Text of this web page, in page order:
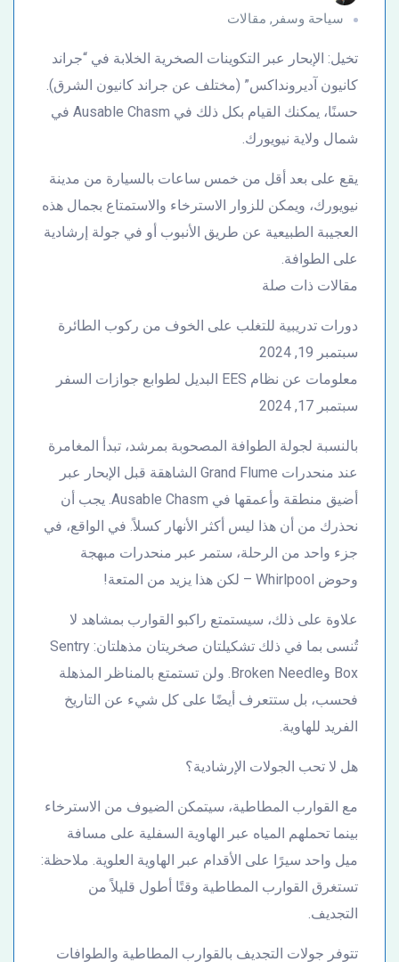
سياحة وسفر , مقالات
تخيل: الإبحار عبر التكوينات الصخرية الخلابة في “جراند
كانيون آديرونداكس” (مختلف عن جراند كانيون الشرق).
حسنًا، يمكنك القيام بكل ذلك في Ausable Chasm في
شمال ولاية نيويورك.
يقع على بعد أقل من خمس ساعات بالسيارة من مدينة
نيويورك، ويمكن للزوار الاسترخاء والاستمتاع بجمال هذه
العجيبة الطبيعية عن طريق الأنبوب أو في جولة إرشادية
على الطوافة.
مقالات ذات صلة
دورات تدريبية للتغلب على الخوف من ركوب الطائرة
سبتمبر 19, 2024
معلومات عن نظام EES البديل لطوابع جوازات السفر
سبتمبر 17, 2024
بالنسبة لجولة الطوافة المصحوبة بمرشد، تبدأ المغامرة
عند منحدرات Grand Flume الشاهقة قبل الإبحار عبر
أضيق منطقة وأعمقها في Ausable Chasm. يجب أن
نحذرك من أن هذا ليس أكثر الأنهار كسلاً. في الواقع، في
جزء واحد من الرحلة، ستمر عبر منحدرات مبهجة
وحوض Whirlpool – لكن هذا يزيد من المتعة!
علاوة على ذلك، سيستمتع راكبو القوارب بمشاهد لا
تُنسى بما في ذلك تشكيلتان صخريتان مذهلتان: Sentry
Box وBroken Needle. ولن تستمتع بالمناظر المذهلة
فحسب، بل ستتعرف أيضًا على كل شيء عن التاريخ
الفريد للهاوية.
هل لا تحب الجولات الإرشادية؟
مع القوارب المطاطية، سيتمكن الضيوف من الاسترخاء
بينما تحملهم المياه عبر الهاوية السفلية على مسافة
ميل واحد سيرًا على الأقدام عبر الهاوية العلوية. ملاحظة:
تستغرق القوارب المطاطية وقتًا أطول قليلاً من
التجديف.
تتوفر جولات التجديف بالقوارب المطاطية والطوافات